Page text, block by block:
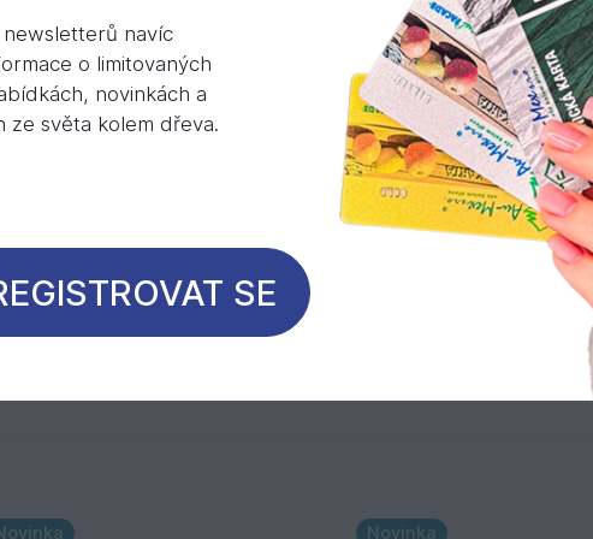
ocel C1 není vhodná pro použití v agresivních
použití naleznete v technickém listu v
Novinka
navíc
o limitovaných
novinkách a
ze světa kolem dřeva.
SE